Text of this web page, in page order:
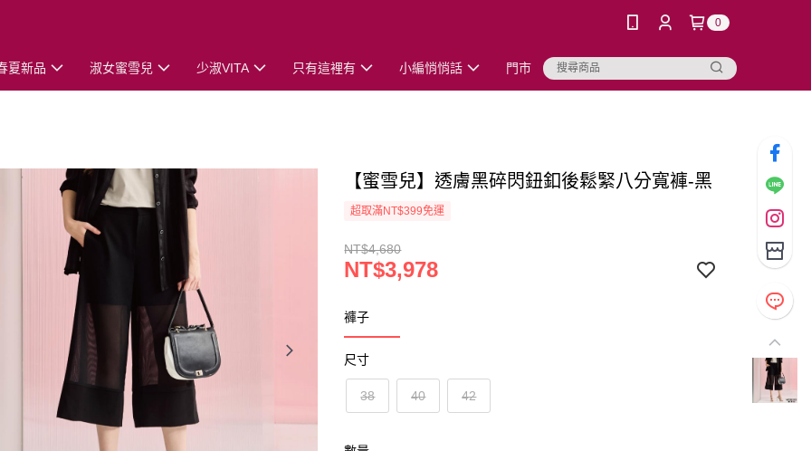
0
夏新品 淑女蜜雪兒 少淑VITA 只有這裡有 小編悄悄話 門市
【蜜雪兒】透膚黑碎閃鈕釦後鬆緊八分寬褲-黑
超取滿NT$399免運
NT$4,680
NT$3,978
褲子
尺寸
38 40 42